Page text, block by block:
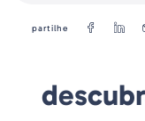
partilhe